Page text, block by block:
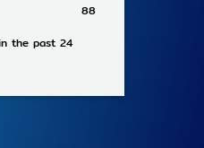
88
the past 24